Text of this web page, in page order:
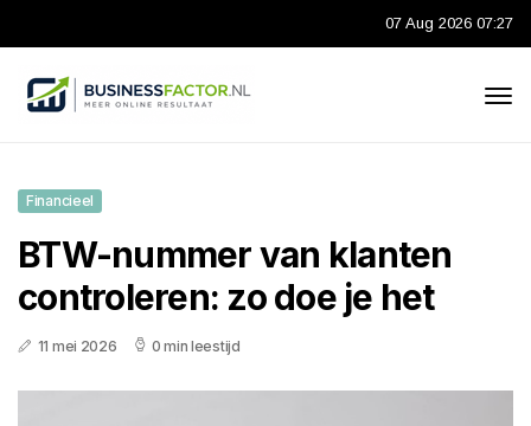
07 Aug 2026 07:27
Financieel
BTW-nummer van klanten
controleren: zo doe je het
11 mei 2026 0 min leestijd